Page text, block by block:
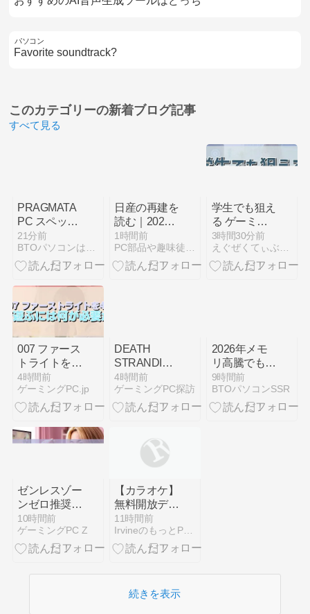
パソコン
Favorite soundtrack?
このカテゴリーの新着ブログ記事
すべて見る
PRAGMATA
PC スペック
は本当に十
分？
21分前
BTOパソコンはBuild To Orderの略
日産の再建を
読む｜2026
年度第1四半
期決算とリー
フNISMOの
1時間前
PC部品や趣味徒然blog
学生でも狙え
る ゲーミン
グPC買い時
2026完全版
3時間30分前
えぐぜくてぃぶなPC
007 ファース
トライトを
4Kで遊ぶに
は何が必要か
4時間前
ゲーミングPC.jp
DEATH
STRANDING
2をBTOで動
かすGPUは
何が最適か
4時間前
ゲーミングPC探訪
2026年メモ
リ高騰でも後
悔しない ゲ
ーミングPC
スペックの見
9時間前
BTOパソコンSSR
ゼンレスゾー
ンゼロ推奨ス
ペックで迷っ
たら見るべき
構成ガイド
10時間前
ゲーミングPC Z
【カラオケ】
無料開放デー
スイッチの
JOYSOUND
2026年8月
11時間前
IrvineのもっとPC自作日記
続きを表示